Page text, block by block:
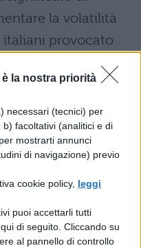
la nostra priorità
necessari (tecnici) per
facoltativi (analitici e di
mostrarti annunci
di navigazione) previo
cookie policy, leggi
puoi accettarli tutti
di seguito. Cliccando su
al pannello di controllo
la volatilità
italiani provocato
governativa
finanziaria”.